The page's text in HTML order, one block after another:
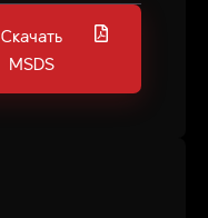
Скачать
MSDS